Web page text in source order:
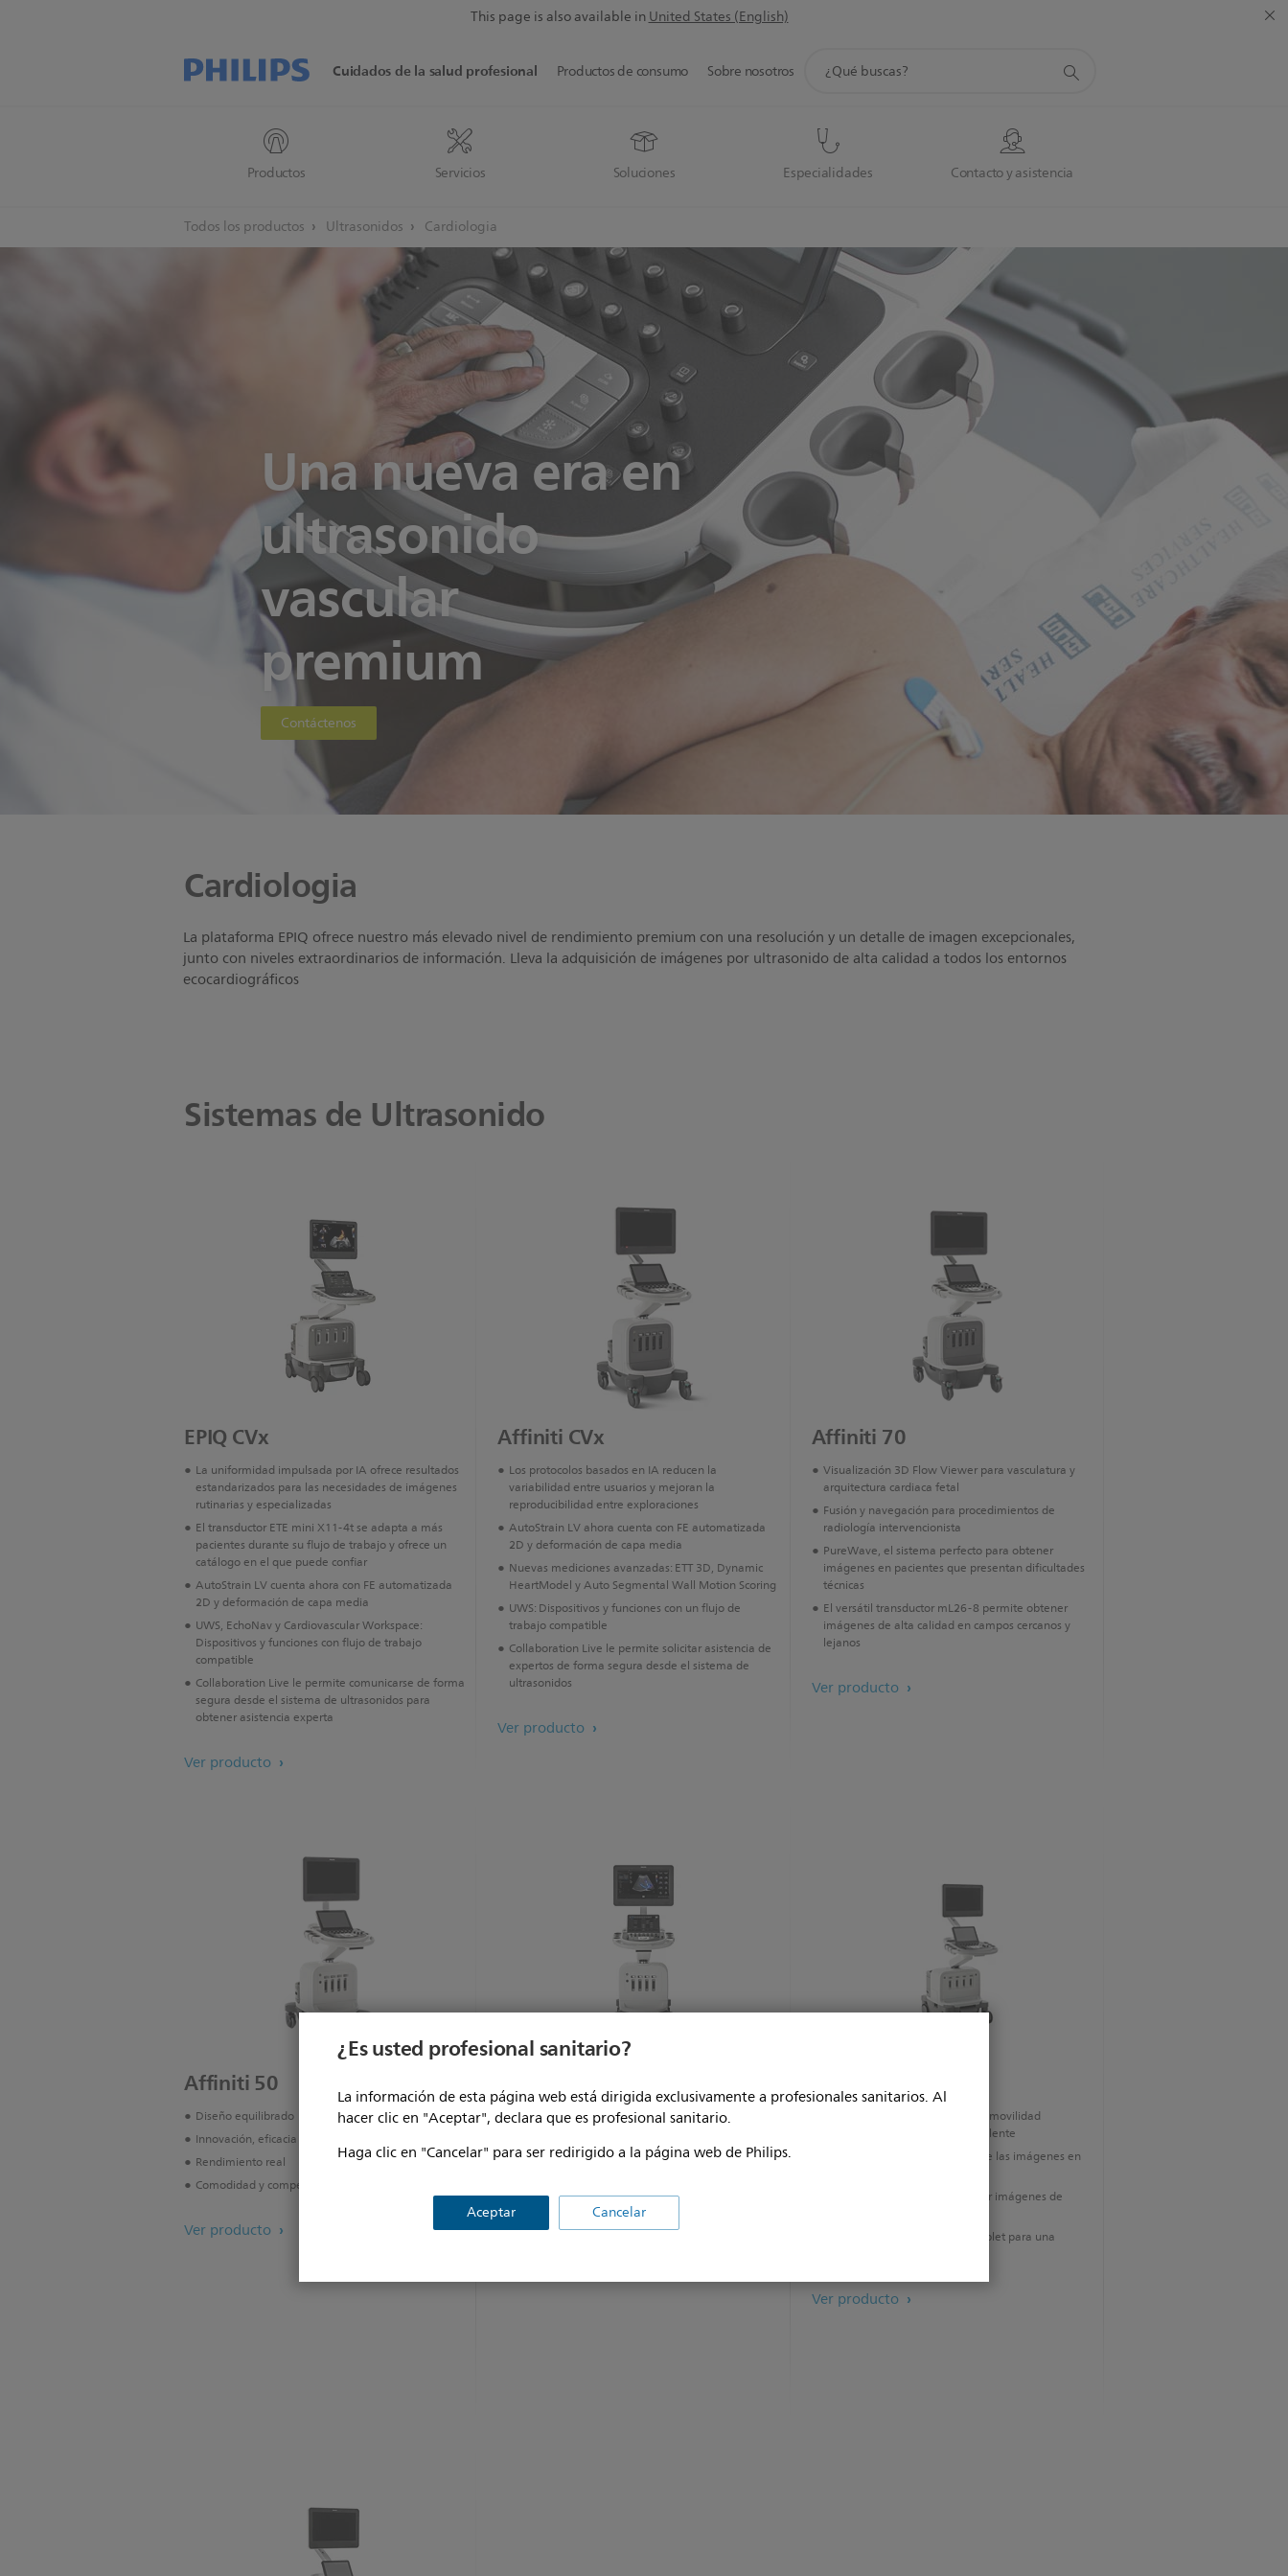
¿Es usted profesional sanitario?
La información de esta página web está dirigida exclusivamente a profesionales sanitarios. Al
hacer clic en "Aceptar", declara que es profesional sanitario.
Haga clic en "Cancelar" para ser redirigido a la página web de Philips.
Aceptar Cancelar
This page is also available inUnited States (English)
Cuidados de la salud profesional
Productos Servicios Soluciones Especialidades Contacto y asistencia
Productos de consumo Sobre nosotros
búsqueda
Todos los productos Ultrasonidos Cardiologia
Una nueva era en
ultrasonido
vascular
premium
Contáctenos
Cardiologia
La plataforma EPIQ ofrece nuestro más elevado nivel de rendimiento premium con una resolución y un detalle de imagen excepcionales,
junto con niveles extraordinarios de información. Lleva la adquisición de imágenes por ultrasonido de alta calidad a todos los entornos
ecocardiográficos
Sistemas de Ultrasonido
EPIQ CVx
La uniformidad impulsada por IA ofrece resultados
estandarizados para las necesidades de imágenes
rutinarias y especializadas
El transductor ETE mini X11-4t se adapta a más
pacientes durante su flujo de trabajo y ofrece un
catálogo en el que puede confiar
AutoStrain LV cuenta ahora con FE automatizada
2D y deformación de capa media
UWS, EchoNav y Cardiovascular Workspace:
Dispositivos y funciones con flujo de trabajo
compatible
Collaboration Live le permite comunicarse de forma
segura desde el sistema de ultrasonidos para
obtener asistencia experta
Ver producto
Affiniti CVx
Los protocolos basados en IA reducen la
variabilidad entre usuarios y mejoran la
reproducibilidad entre exploraciones
AutoStrain LV ahora cuenta con FE automatizada
2D y deformación de capa media
Nuevas mediciones avanzadas: ETT 3D, Dynamic
HeartModel y Auto Segmental Wall Motion Scoring
UWS: Dispositivos y funciones con un flujo de
trabajo compatible
Collaboration Live le permite solicitar asistencia de
expertos de forma segura desde el sistema de
ultrasonidos
Ver producto
Affiniti 70
Visualización 3D Flow Viewer para vasculatura y
arquitectura cardiaca fetal
Fusión y navegación para procedimientos de
radiología intervencionista
PureWave, el sistema perfecto para obtener
imágenes en pacientes que presentan dificultades
técnicas
El versátil transductor mL26-8 permite obtener
imágenes de alta calidad en campos cercanos y
lejanos
Ver producto
Affiniti 50
Diseño equilibrado
Innovación, eficacia y calidad de imagen
Rendimiento real
Comodidad y competencia van de la mano
Ver producto
Affiniti 30
Visualización 3D Flow Viewer para vasculatura y
Misma interfaz de usuario y compatibilidad de
Ver producto
EPIQ 5
Flujo de trabajo avanzado para movilidad
sorprendente y ergonomía excelente
Inteligencia anatómica convierte las imágenes en
PureWave – el poder de adquirir imágenes de
Interfaz táctil parecida a una tablet para una
Ver producto